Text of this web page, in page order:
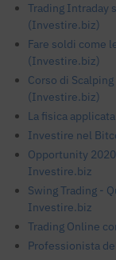
Trading Intraday
(Investire.biz)
Fare soldi come
(Investire.biz)
Corso di
(Investire.biz)
La fisica
Investire nel
Opportunity
Investire.biz
Swing Trading -
Investire.biz
Trading Online
Professionista